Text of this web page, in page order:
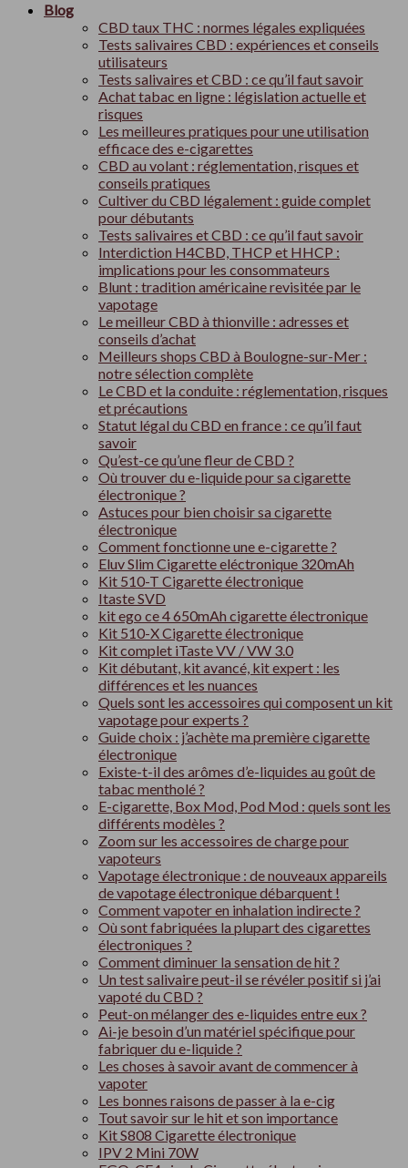
Blog
CBD taux THC : normes légales expliquées
Tests salivaires CBD : expériences et conseils
utilisateurs
Tests salivaires et CBD : ce qu’il faut savoir
Achat tabac en ligne : législation actuelle et
risques
Les meilleures pratiques pour une utilisation
efficace des e-cigarettes
CBD au volant : réglementation, risques et
conseils pratiques
Cultiver du CBD légalement : guide complet
pour débutants
Tests salivaires et CBD : ce qu’il faut savoir
Interdiction H4CBD, THCP et HHCP :
implications pour les consommateurs
Blunt : tradition américaine revisitée par le
vapotage
Le meilleur CBD à thionville : adresses et
conseils d’achat
Meilleurs shops CBD à Boulogne-sur-Mer :
notre sélection complète
Le CBD et la conduite : réglementation, risques
et précautions
Statut légal du CBD en france : ce qu’il faut
savoir
Qu’est-ce qu’une fleur de CBD ?
Où trouver du e-liquide pour sa cigarette
électronique ?
Astuces pour bien choisir sa cigarette
électronique
Comment fonctionne une e-cigarette ?
Eluv Slim Cigarette eléctronique 320mAh
Kit 510-T Cigarette électronique
Itaste SVD
kit ego ce 4 650mAh cigarette électronique
Kit 510-X Cigarette électronique
Kit complet iTaste VV / VW 3.0
Kit débutant, kit avancé, kit expert : les
différences et les nuances
Quels sont les accessoires qui composent un kit
vapotage pour experts ?
Guide choix : j’achète ma première cigarette
électronique
Existe-t-il des arômes d’e-liquides au goût de
tabac mentholé ?
E-cigarette, Box Mod, Pod Mod : quels sont les
différents modèles ?
Zoom sur les accessoires de charge pour
vapoteurs
Vapotage électronique : de nouveaux appareils
de vapotage électronique débarquent !
Comment vapoter en inhalation indirecte ?
Où sont fabriquées la plupart des cigarettes
électroniques ?
Comment diminuer la sensation de hit ?
Un test salivaire peut-il se révéler positif si j’ai
vapoté du CBD ?
Peut-on mélanger des e-liquides entre eux ?
Ai-je besoin d’un matériel spécifique pour
fabriquer du e-liquide ?
Les choses à savoir avant de commencer à
vapoter
Les bonnes raisons de passer à la e-cig
Tout savoir sur le hit et son importance
Kit S808 Cigarette électronique
IPV 2 Mini 70W